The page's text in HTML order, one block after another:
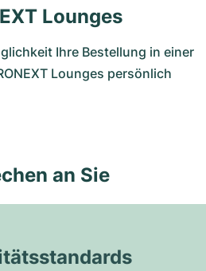
Lounges
Ihre Bestellung in einer
Lounges persönlich
an Sie